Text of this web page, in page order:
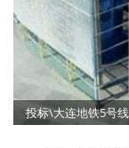
投标\大连地铁5号